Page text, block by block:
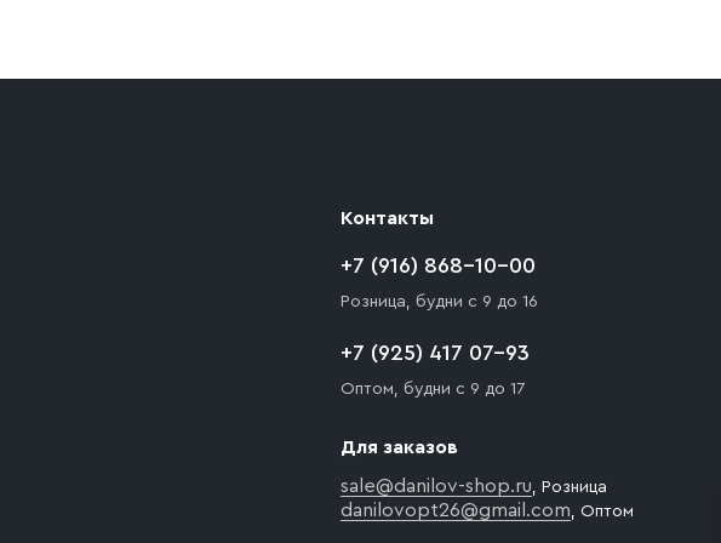
разгрузки товара и не нарушает правила
Контакты
+7 (916) 868-10-00
Розница, будни с 9 до 16
+7 (925) 417 07-93
Оптом, будни с 9 до 17
Для заказов
sale@danilov-shop.ru, Розница
danilovopt26@gmail.com, Оптом